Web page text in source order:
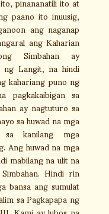
paano ito inuusig,
ang naganap
ang Kaharian
Simbahan ay
Langit, na hindi
kahariang puno ng
pagkakaibigan sa
ay nagtuturo sa
sa huwad na mga
kanilang mga
Ang huwad na mga
mabilang na ulit na
Hindi rin
bansa ang sumulat
sa Pagkapapa ng